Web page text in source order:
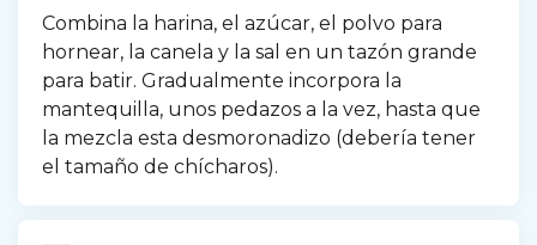
Combina la harina, el azúcar, el polvo para
hornear, la canela y la sal en un tazón grande
para batir. Gradualmente incorpora la
mantequilla, unos pedazos a la vez, hasta que
la mezcla esta desmoronadizo (debería tener
el tamaño de chícharos).